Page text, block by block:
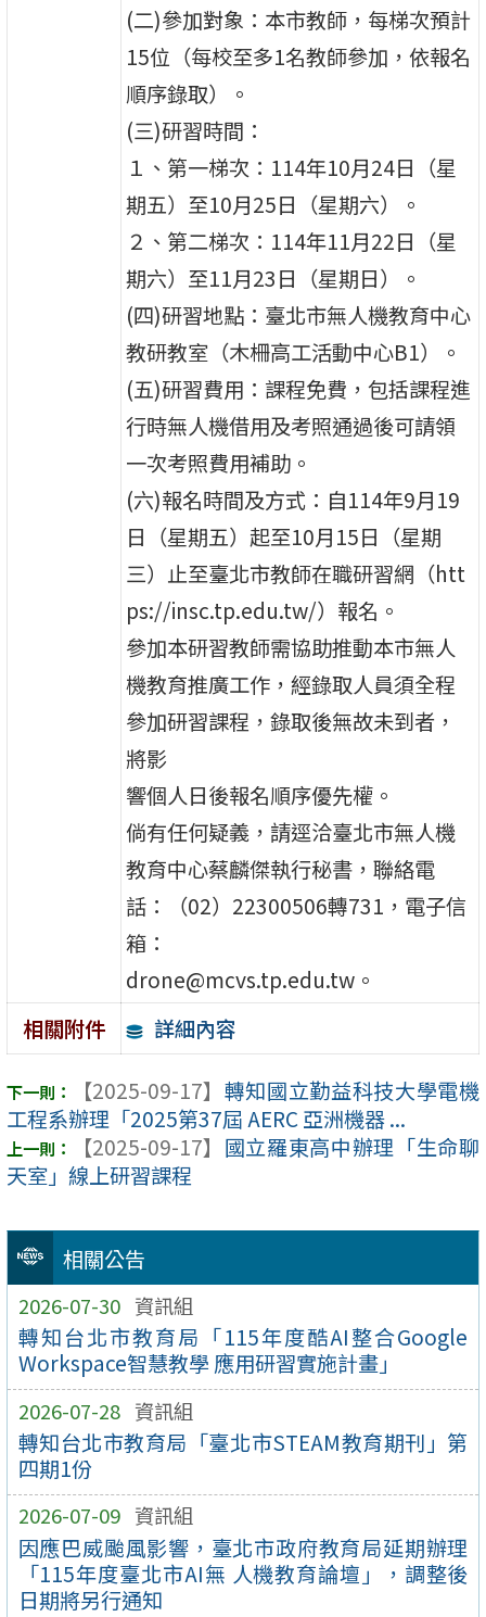
相關公告
2026-07-30 資訊組
轉知台北市教育局「115年度酷AI整合Google
Workspace智慧教學 應用研習實施計畫」
2026-07-28 資訊組
轉知台北市教育局「臺北市STEAM教育期刊」第
四期1份
2026-07-09 資訊組
因應巴威颱風影響，臺北市政府教育局延期辦理
「115年度臺北市AI無 人機教育論壇」，調整後
日期將另行通知
(二)參加對象：本市教師，每梯次預計
15位（每校至多1名教師參加，依報名
順序錄取）。
(三)研習時間：
１、第一梯次：114年10月24日（星
期五）至10月25日（星期六）。
２、第二梯次：114年11月22日（星
期六）至11月23日（星期日）。
(四)研習地點：臺北市無人機教育中心
教研教室（木柵高工活動中心B1）。
(五)研習費用：課程免費，包括課程進
行時無人機借用及考照通過後可請領
一次考照費用補助。
(六)報名時間及方式：自114年9月19
日（星期五）起至10月15日（星期
三）止至臺北市教師在職研習網（htt
ps://insc.tp.edu.tw/）報名。
參加本研習教師需協助推動本市無人
機教育推廣工作，經錄取人員須全程
參加研習課程，錄取後無故未到者，
將影
響個人日後報名順序優先權。
倘有任何疑義，請逕洽臺北市無人機
教育中心蔡麟傑執行秘書，聯絡電
話：（02）22300506轉731，電子信
箱：
drone@mcvs.tp.edu.tw。
相關附件
詳細內容
【2025-09-17】 轉知國立勤益科技大學電機
工程系辦理「2025第37屆 AERC 亞洲機器 ...
【2025-09-17】 國立羅東高中辦理「生命聊
天室」線上研習課程